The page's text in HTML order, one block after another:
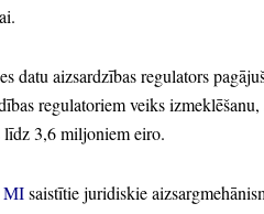
datu aizsardzības regulators
regulatoriem veiks izmeklēšanu,
līdz 3,6 miljoniem eiro.
MIsaistītie juridiskie